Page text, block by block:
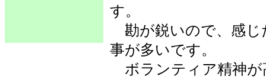
す。
勘が鋭いので、感じ
事が多いです。
ボランティア精神が